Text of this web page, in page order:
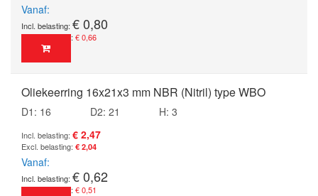
Vanaf
€ 0,80
€ 0,66
Oliekeerring 16x21x3 mm NBR (Nitril) type WBO
D1: 16 D2: 21
H: 3
€ 2,47
€ 2,04
Vanaf
€ 0,62
€ 0,51